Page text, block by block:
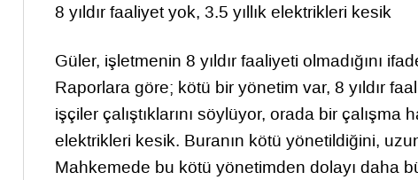
8 yıldır faaliyet yok, 3.5 yıllık elektrikleri kesik
Güler, işletmenin 8 yıldır faaliyeti olmadığını
Raporlara göre; kötü bir yönetim var, 8 yıldır
işçiler çalıştıklarını söylüyor, orada bir çalışma
elektrikleri kesik. Buranın kötü yönetildiğini, uzun
Mahkemede bu kötü yönetimden dolayı daha